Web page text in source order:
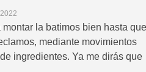
la batimos bien hasta que
mediante movimientos
ingredientes. Ya me dirás que